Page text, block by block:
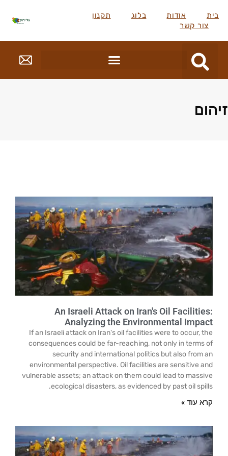
בית אודות בלוג
תקנון
צור קשר
זיהום
An Israeli Attack on Iran's Oil Facilities:
Analyzing the Environmental Impact
If an Israeli attack on Iran's oil facilities were to occur, the
consequences could be far-reaching, not only in terms of
security and international politics but also from an
environmental perspective. Oil facilities are sensitive and
vulnerable assets; an attack on them could lead to massive
ecological disasters, as evidenced by past oil spills.
קרא עוד »